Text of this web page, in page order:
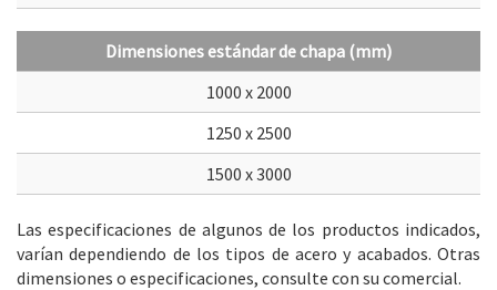
Dimensiones estándar de chapa (mm)
1000 x 2000
1250 x 2500
1500 x 3000
Las especificaciones de algunos de los productos indicados,
varían dependiendo de los tipos de acero y acabados. Otras
dimensiones o especificaciones, consulte con su comercial.